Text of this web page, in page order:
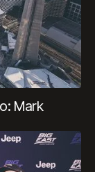
Mark